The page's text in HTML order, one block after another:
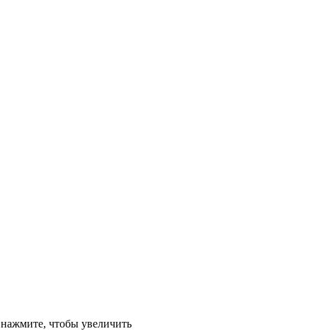
нажмите, чтобы увеличить